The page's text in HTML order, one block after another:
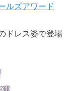
ルズアワード
ドレス姿で登場